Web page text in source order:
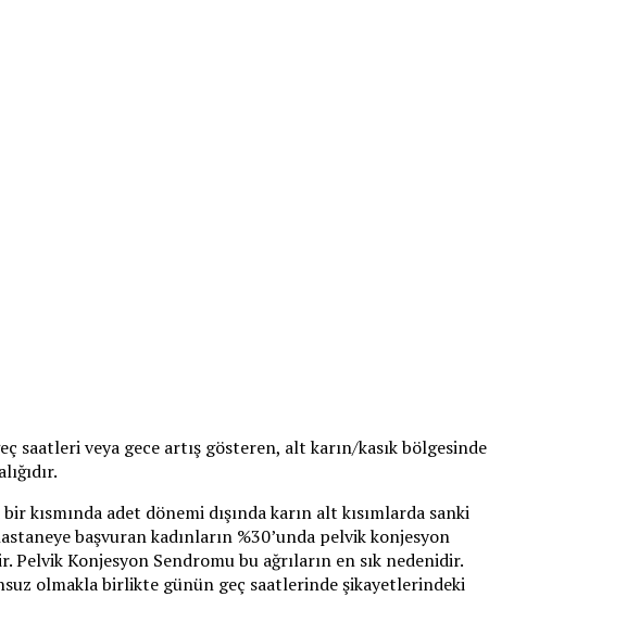
saatleri veya gece artış gösteren, alt karın/kasık bölgesinde
adet dönemi dışında karın alt kısımlarda sanki
başvuran kadınların %30’unda pelvik konjesyon
Pelvik Konjesyon Sendromu bu ağrıların en sık nedenidir.
olmakla birlikte günün geç saatlerinde şikayetlerindeki